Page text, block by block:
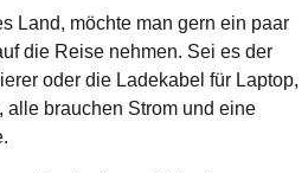
Land, möchte man gern ein paar
die Reise nehmen. Sei es der
oder die Ladekabel für Laptop,
alle brauchen Strom und eine